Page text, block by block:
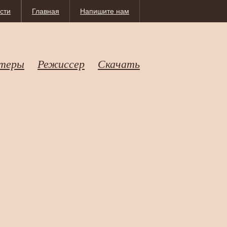
Напишите нам
Главная
Режиссер Скачать